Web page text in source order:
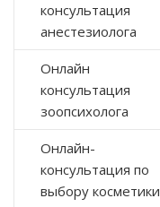
консультация
анестезиолога
Онлайн
консультация
зоопсихолога
Онлайн-
консультация по
выбору косметики